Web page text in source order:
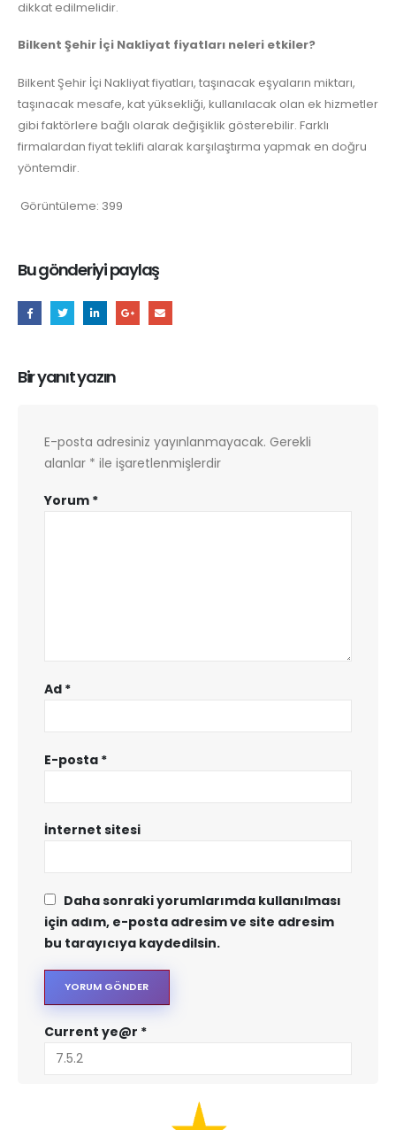
dikkat edilmelidir.
Bilkent Şehir İçi Nakliyat fiyatları neleri etkiler?
Bilkent Şehir İçi Nakliyat fiyatları, taşınacak eşyaların miktarı,
taşınacak mesafe, kat yüksekliği, kullanılacak olan ek hizmetler
gibi faktörlere bağlı olarak değişiklik gösterebilir. Farklı
firmalardan fiyat teklifi alarak karşılaştırma yapmak en doğru
yöntemdir.
Görüntüleme: 399
Bu gönderiyi paylaş
Bir yanıt yazın
E-posta adresiniz yayınlanmayacak. Gerekli
alanlar * ile işaretlenmişlerdir
Yorum *
Ad *
E-posta *
İnternet sitesi
Daha sonraki yorumlarımda kullanılması
için adım, e-posta adresim ve site adresim
bu tarayıcıya kaydedilsin.
Current ye@r *